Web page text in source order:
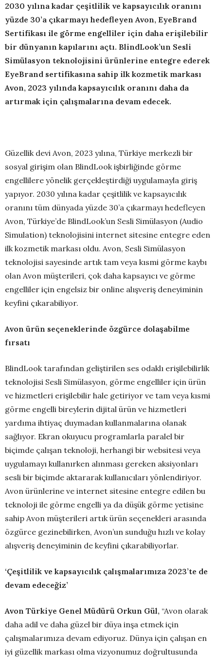
2030 yılına kadar çeşitlilik ve kapsayıcılık oranını
yüzde 30’a çıkarmayı hedefleyen Avon, EyeBrand
Sertifikası ile görme engelliler için daha erişilebilir
bir dünyanın kapılarını açtı. BlindLook’un Sesli
Simülasyon teknolojisini ürünlerine entegre ederek
EyeBrand sertifikasına sahip ilk kozmetik markası
Avon, 2023 yılında kapsayıcılık oranını daha da
artırmak için çalışmalarına devam edecek.
Güzellik devi Avon, 2023 yılına, Türkiye merkezli bir
sosyal girişim olan BlindLook işbirliğinde görme
engellilere yönelik gerçekleştirdiği uygulamayla giriş
yapıyor. 2030 yılına kadar çeşitlilik ve kapsayıcılık
oranını tüm dünyada yüzde 30’a çıkarmayı hedefleyen
Avon, Türkiye’de BlindLook’un Sesli Simülasyon (Audio
Simulation) teknolojisini internet sitesine entegre eden
ilk kozmetik markası oldu. Avon, Sesli Simülasyon
teknolojisi sayesinde artık tam veya kısmi görme kaybı
olan Avon müşterileri, çok daha kapsayıcı ve görme
engelliler için engelsiz bir online alışveriş deneyiminin
keyfini çıkarabiliyor.
Avon ürün seçeneklerinde özgürce dolaşabilme
fırsatı
BlindLook tarafından geliştirilen ses odaklı erişilebilirlik
teknolojisi Sesli Simülasyon, görme engelliler için ürün
ve hizmetleri erişilebilir hale getiriyor ve tam veya kısmi
görme engelli bireylerin dijital ürün ve hizmetleri
yardıma ihtiyaç duymadan kullanmalarına olanak
sağlıyor. Ekran okuyucu programlarla paralel bir
biçimde çalışan teknoloji, herhangi bir websitesi veya
uygulamayı kullanırken alınması gereken aksiyonları
sesli bir biçimde aktararak kullanıcıları yönlendiriyor.
Avon ürünlerine ve internet sitesine entegre edilen bu
teknoloji ile görme engelli ya da düşük görme yetisine
sahip Avon müşterileri artık ürün seçenekleri arasında
özgürce gezinebilirken, Avon’un sunduğu hızlı ve kolay
alışveriş deneyiminin de keyfini çıkarabiliyorlar.
‘Çeşitlilik ve kapsayıcılık çalışmalarımıza 2023’te de
devam edeceğiz’
Avon Türkiye Genel Müdürü Orkun Gül, “Avon olarak
daha adil ve daha güzel bir düya inşa etmek için
çalışmalarımıza devam ediyoruz. Dünya için çalışan en
iyi güzellik markası olma vizyonumuz doğrultusunda